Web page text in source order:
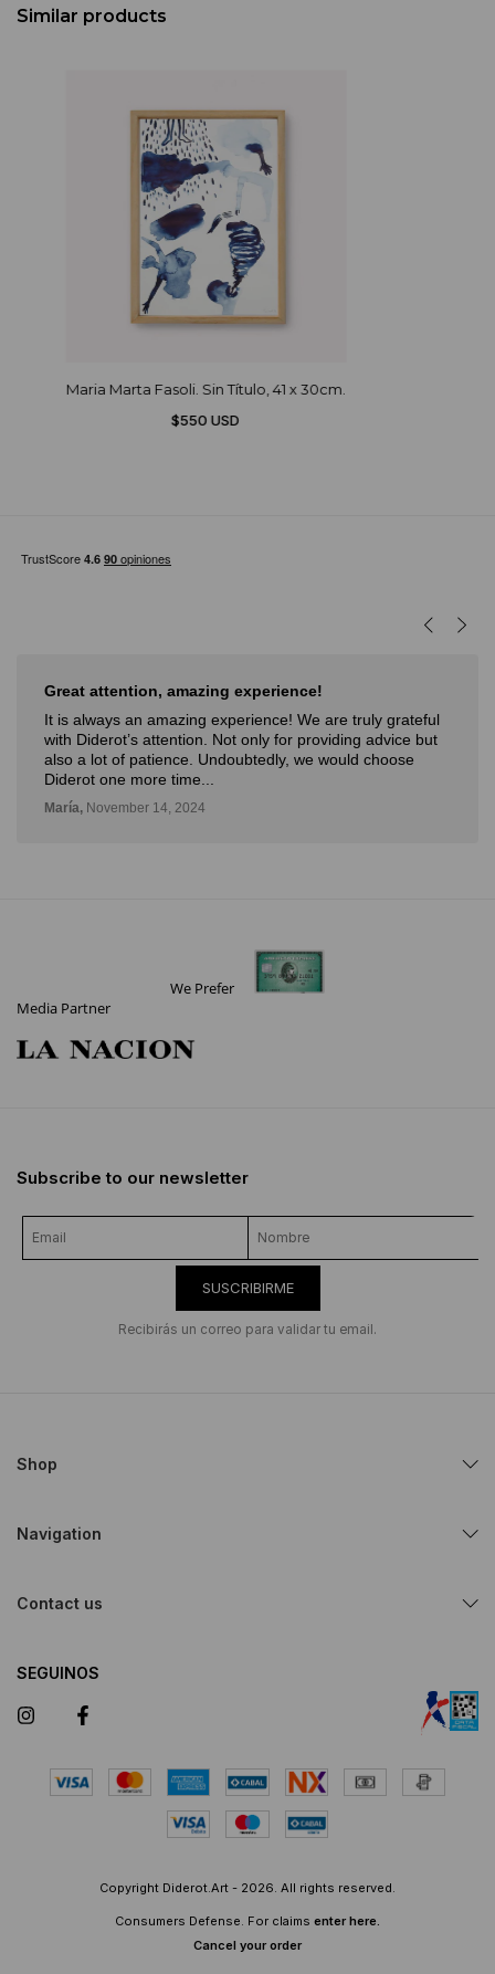
Similar products
Maria Marta Fasoli. Sin Título, 41 x 30cm.
$550 USD
Great attention, amazing experience!
It is always an amazing experience! We are truly grateful
with Diderot’s attention. Not only for providing advice but
also a lot of patience. Undoubtedly, we would choose
Diderot one more time...
María, November 14, 2024
We Prefer
Media Partner
Subscribe to our newsletter
SUSCRIBIRME
Recibirás un correo para validar tu email.
Shop
Navigation
Contact us
SEGUINOS
Copyright Diderot.Art - 2026. All rights reserved.
Consumers Defense. For claims enter here.
Cancel your order